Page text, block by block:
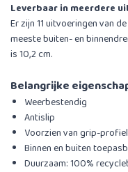
Leverbaar in meerdere
Er zijn 11 uitvoeringen van
meeste buiten- en
is 10,2 cm.
Belangrijke
Weerbestendig
Antislip
Voorzien van grip-profiel
Binnen en buiten
Duurzaam: 100%